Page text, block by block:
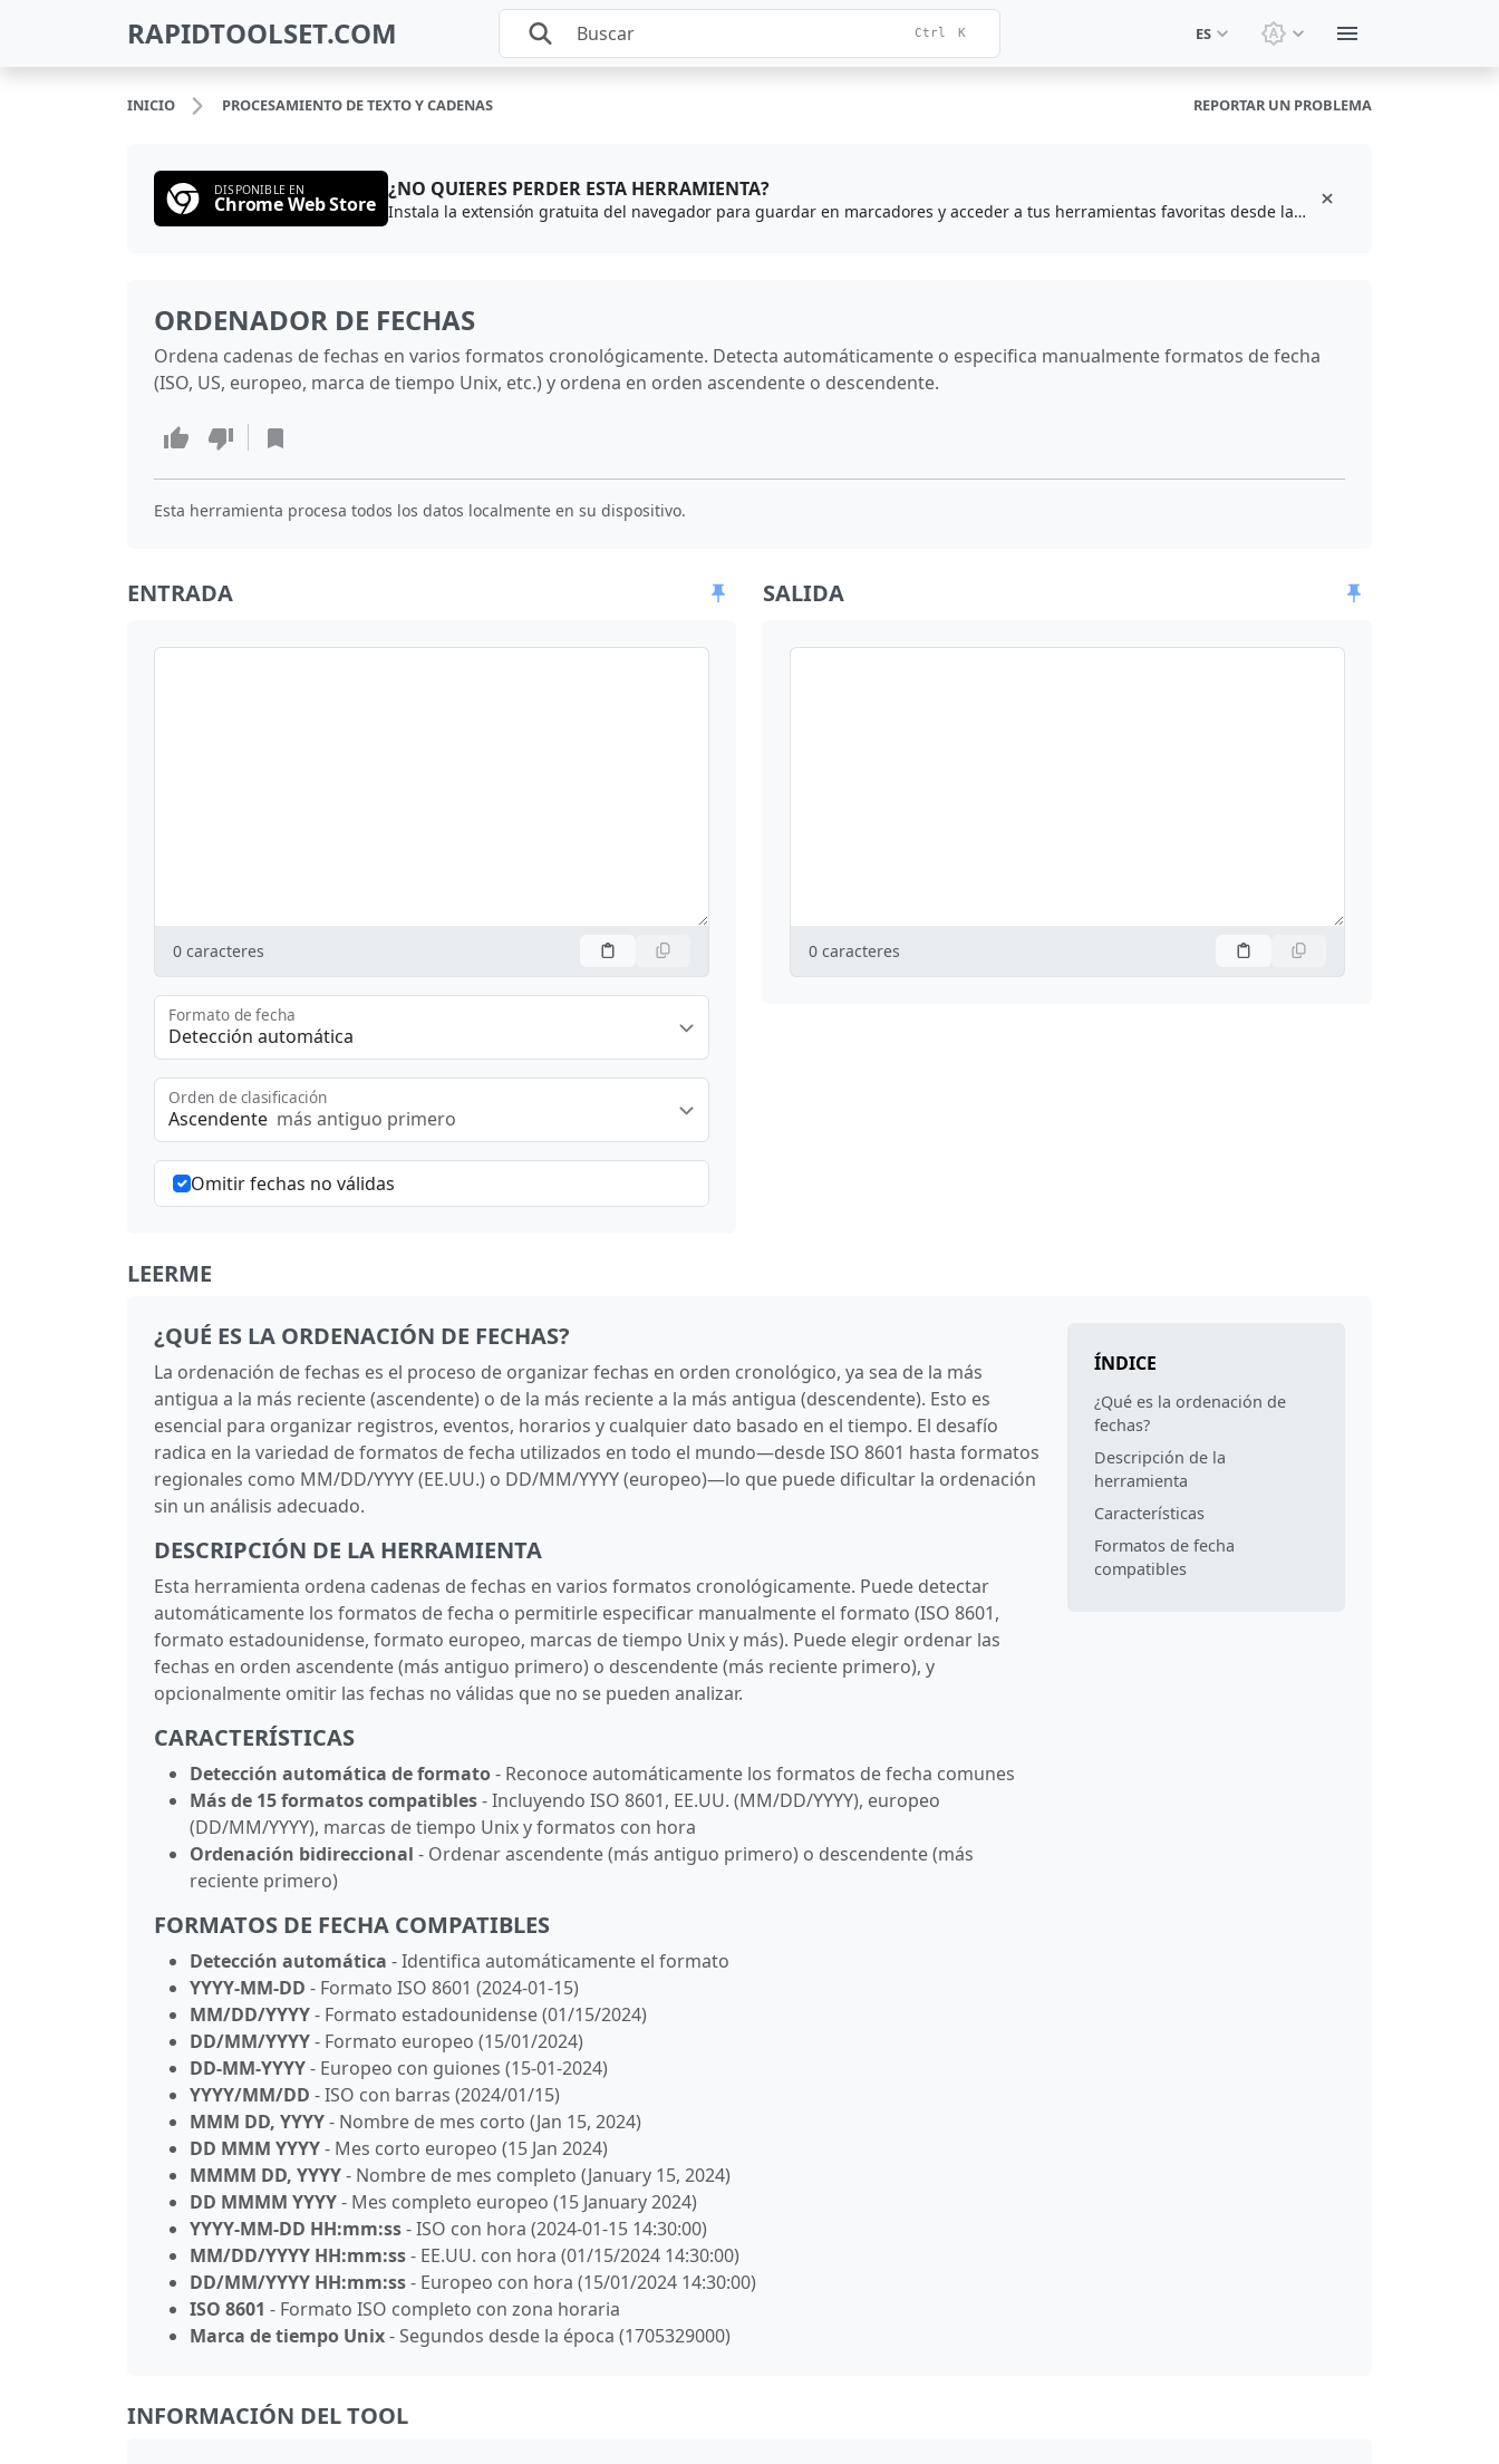
RAPIDTOOLSET.COM Ctrl K ES Cambiar tema: Tema del
INICIO PROCESAMIENTO DE TEXTO Y CADENAS REPORTAR UN PROBLEMA
DISPONIBLE EN
Chrome Web Store
¿NO QUIERES PERDER ESTA HERRAMIENTA?
Instala la extensión gratuita del navegador para guardar en marcadores y acceder a tus herramientas favoritas desde la barra de herramientas
ORDENADOR DE FECHAS
Ordena cadenas de fechas en varios formatos cronológicamente. Detecta automáticamente o especifica manualmente formatos de fecha
(ISO, US, europeo, marca de tiempo Unix, etc.) y ordena en orden ascendente o descendente.
Esta herramienta procesa todos los datos localmente en su dispositivo.
ENTRADA
0 caracteres
Detección automática
Formato de fecha
Ascendente más antiguo primero
Orden de clasificación
Omitir fechas no válidas
SALIDA
0 caracteres
LEERME
¿QUÉ ES LA ORDENACIÓN DE FECHAS?
La ordenación de fechas es el proceso de organizar fechas en orden cronológico, ya sea de la más
antigua a la más reciente (ascendente) o de la más reciente a la más antigua (descendente). Esto es
esencial para organizar registros, eventos, horarios y cualquier dato basado en el tiempo. El desafío
radica en la variedad de formatos de fecha utilizados en todo el mundo—desde ISO 8601 hasta formatos
regionales como MM/DD/YYYY (EE.UU.) o DD/MM/YYYY (europeo)—lo que puede dificultar la ordenación
sin un análisis adecuado.
DESCRIPCIÓN DE LA HERRAMIENTA
Esta herramienta ordena cadenas de fechas en varios formatos cronológicamente. Puede detectar
automáticamente los formatos de fecha o permitirle especificar manualmente el formato (ISO 8601,
formato estadounidense, formato europeo, marcas de tiempo Unix y más). Puede elegir ordenar las
fechas en orden ascendente (más antiguo primero) o descendente (más reciente primero), y
opcionalmente omitir las fechas no válidas que no se pueden analizar.
CARACTERÍSTICAS
Detección automática de formato- Reconoce automáticamente los formatos de fecha comunes
Más de 15 formatos compatibles- Incluyendo ISO 8601, EE.UU. (MM/DD/YYYY), europeo
(DD/MM/YYYY), marcas de tiempo Unix y formatos con hora
Ordenación bidireccional - Ordenar ascendente (más antiguo primero) o descendente (más
reciente primero)
FORMATOS DE FECHA COMPATIBLES
Detección automática - Identifica automáticamente el formato
YYYY-MM-DD - Formato ISO 8601 (2024-01-15)
MM/DD/YYYY- Formato estadounidense (01/15/2024)
DD/MM/YYYY- Formato europeo (15/01/2024)
DD-MM-YYYY- Europeo con guiones (15-01-2024)
YYYY/MM/DD - ISO con barras (2024/01/15)
MMM DD, YYYY- Nombre de mes corto (Jan 15, 2024)
DD MMM YYYY- Mes corto europeo (15 Jan 2024)
MMMM DD, YYYY- Nombre de mes completo (January 15, 2024)
DD MMMM YYYY- Mes completo europeo (15 January 2024)
YYYY-MM-DD HH:mm:ss- ISO con hora (2024-01-15 14:30:00)
MM/DD/YYYY HH:mm:ss- EE.UU. con hora (01/15/2024 14:30:00)
DD/MM/YYYY HH:mm:ss- Europeo con hora (15/01/2024 14:30:00)
ISO 8601 - Formato ISO completo con zona horaria
Marca de tiempo Unix- Segundos desde la época (1705329000)
ÍNDICE
¿Qué es la ordenación de
fechas?
Descripción de la
herramienta
Características
Formatos de fecha
compatibles
INFORMACIÓN DEL TOOL